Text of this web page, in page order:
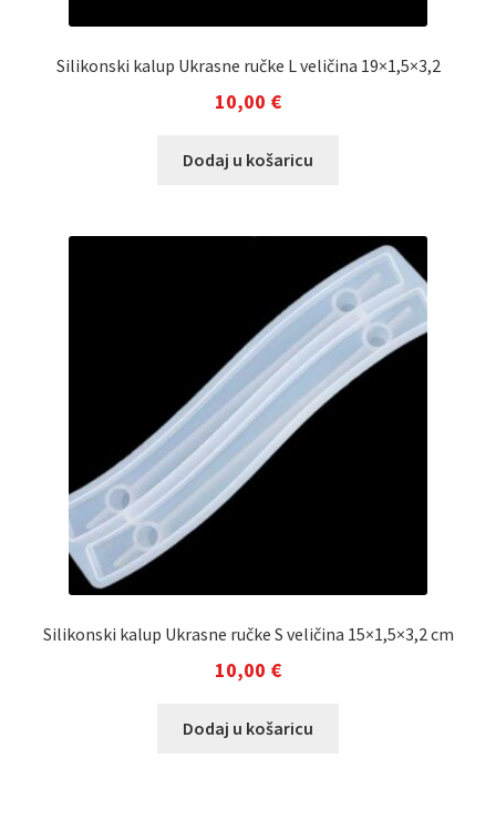
Silikonski kalup Ukrasne ručke L veličina 19×1,5×3,2
10,00 €
Dodaj u košaricu
Silikonski kalup Ukrasne ručke S veličina 15×1,5×3,2 cm
10,00 €
Dodaj u košaricu